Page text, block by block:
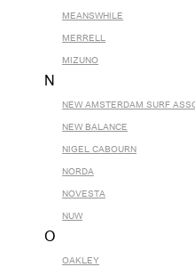
MEANSWHILE
MERRELL
MIZUNO
N
NEW AMSTERDAM SURF
NEW BALANCE
NIGEL CABOURN
NORDA
NOVESTA
NUW
O
OAKLEY